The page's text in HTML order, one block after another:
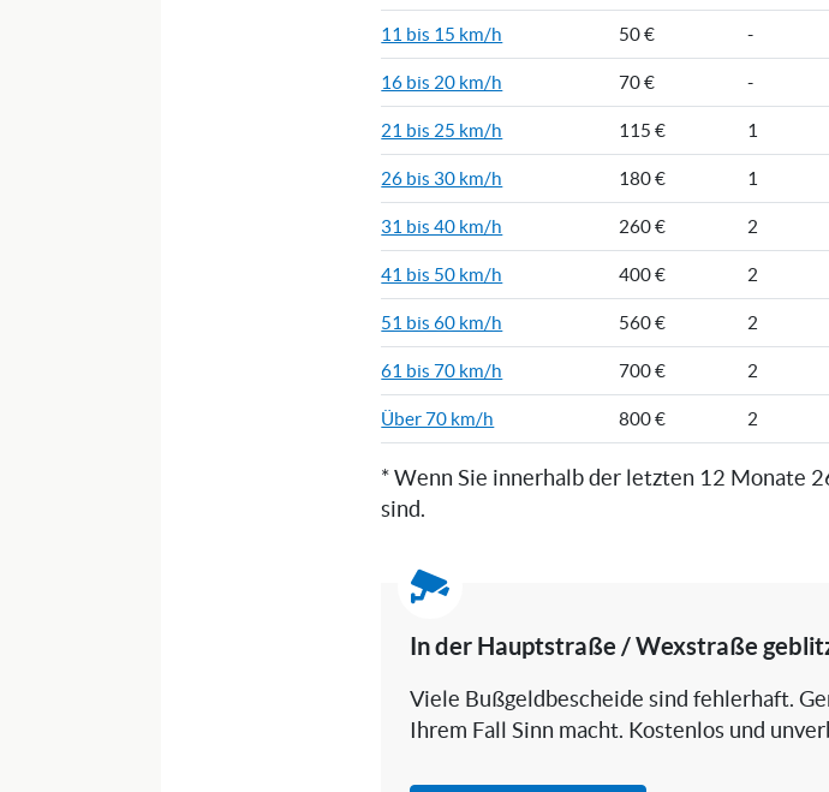
11 bis 15 km/h 50 € -
16 bis 20 km/h 70 € -
21 bis 25 km/h 115 € 1
26 bis 30 km/h 180 € 1
31 bis 40 km/h 260 € 2
41 bis 50 km/h 400 € 2
51 bis 60 km/h 560 € 2
61 bis 70 km/h 700 € 2
Über 70 km/h 800 € 2
* Wenn Sie innerhalb der letzten 12 Monate
sind.
In der Hauptstraße / Wexstraße
Viele Bußgeldbescheide sind fehlerhaft.
Ihrem Fall Sinn macht. Kostenlos und